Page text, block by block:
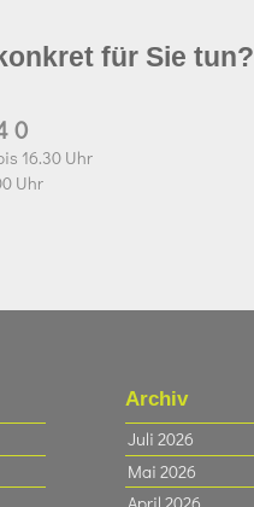
für Sie tun?
0
16.30 Uhr
Uhr
Archiv
Juli 2026
Mai 2026